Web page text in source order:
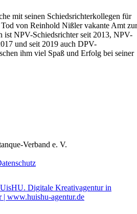
mit seinen Schiedsrichterkollegen für
von Reinhold Nißler vakante Amt zur
ist NPV-Schiedsrichter seit 2013, NPV-
und seit 2019 auch DPV-
ihm viel Spaß und Erfolg bei seiner
Verband e. V.
Digitale Kreativagentur in
www.huishu-agentur.de